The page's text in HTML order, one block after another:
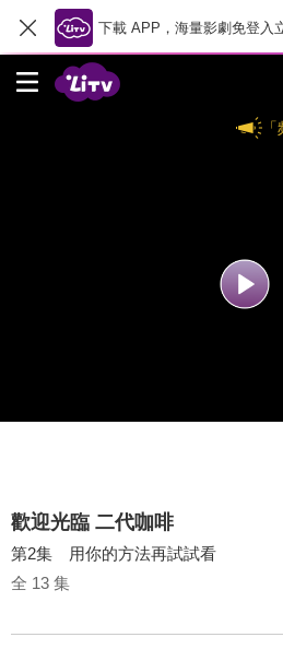
下載 APP，海量影劇免登入
歡迎光臨 二代咖啡
第2集 用你的方法再試試看
全 13 集